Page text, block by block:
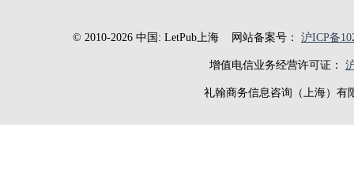
© 2010-2026 中国: LetPub上海网站备案号： 沪ICP备
增值电信业务经营许可证：
礼翰商务信息咨询（上海）